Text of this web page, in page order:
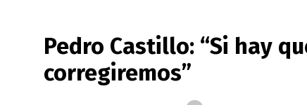
Pedro Castillo: “Si hay
corregiremos”